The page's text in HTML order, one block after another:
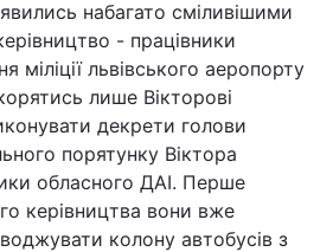
Регіони
Статті
Думки
набагато сміливішими
- працівники
міліції львівського аеропорту
лише Вікторові
декрети голови
порятунку Віктора
обласного ДАІ. Перше
керівництва вони вже
колону автобусів з